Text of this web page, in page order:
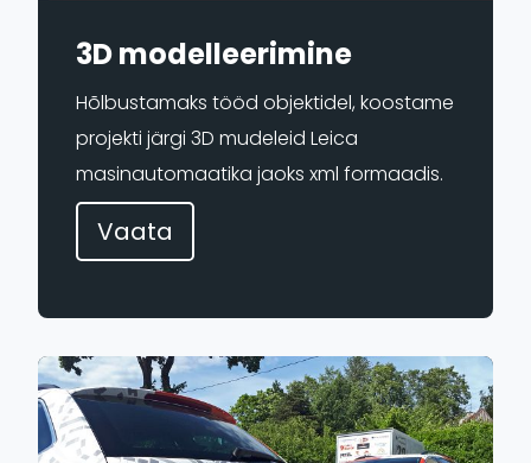
3D modelleerimine
Hõlbustamaks tööd objektidel, koostame
projekti järgi 3D mudeleid Leica
masinautomaatika jaoks xml formaadis.
Vaata